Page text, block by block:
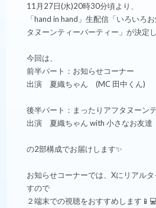
11月27日(水)20時30分頃より、
「hand in hand」生配信「いろいろ
タヌーンティーパーティー」が決定
今回は、
前半パート：お知らせコーナー
出演 夏織ちゃん (MC 田中くん)
後半パート：まったりアフタヌーン
出演 夏織ちゃん with 小さなお友達
の2部構成でお届けします✨
お知らせコーナーでは、Xにリアル
すので
２端末での視聴をおすすめします📱💻